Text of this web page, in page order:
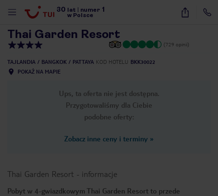
30 lat numer 1
w Polsce
27
Thai Garden Resort
(729 opinii)
TAJLANDIA BANGKOK PATTAYA KOD HOTELU BKK30022
POKAŻ NA MAPIE
Ups, ta oferta nie jest dostępna.
Przygotowaliśmy dla Ciebie
podobne oferty:
Zobacz inne ceny i terminy »
Thai Garden Resort - informacje
Pobyt w 4-gwiazdkowym Thai Garden Resort to przede